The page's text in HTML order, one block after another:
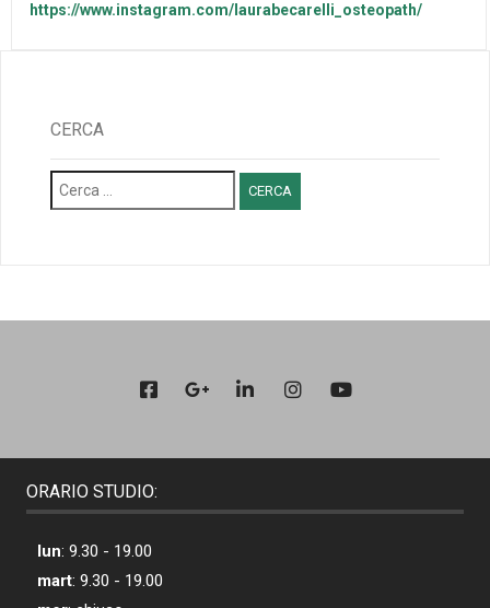
https://www.instagram.com/laurabecarelli_osteopath/
CERCA
Ricerca
per:
ORARIO STUDIO:
lun: 9.30 - 19.00
mart: 9.30 - 19.00